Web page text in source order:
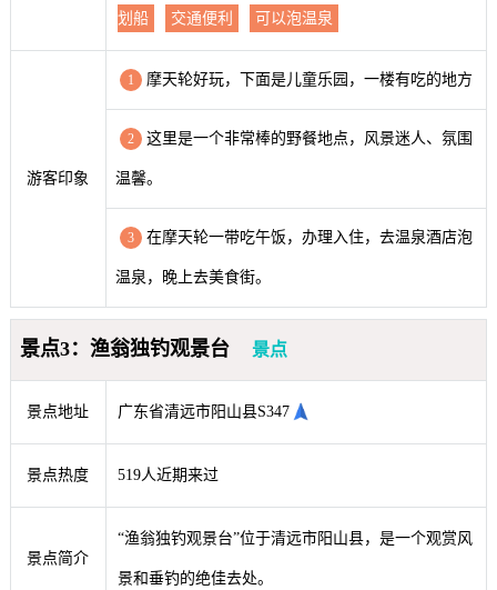
划船 交通便利 可以泡温泉
游客印象
1 摩天轮好玩，下面是儿童乐园，一楼有吃的地方
2 这里是一个非常棒的野餐地点，风景迷人、氛围
温馨。
3 在摩天轮一带吃午饭，办理入住，去温泉酒店泡
温泉，晚上去美食街。
景点3：渔翁独钓观景台 景点
景点地址 广东省清远市阳山县S347
景点热度 519人近期来过
景点简介
“渔翁独钓观景台”位于清远市阳山县，是一个观赏风
景和垂钓的绝佳去处。